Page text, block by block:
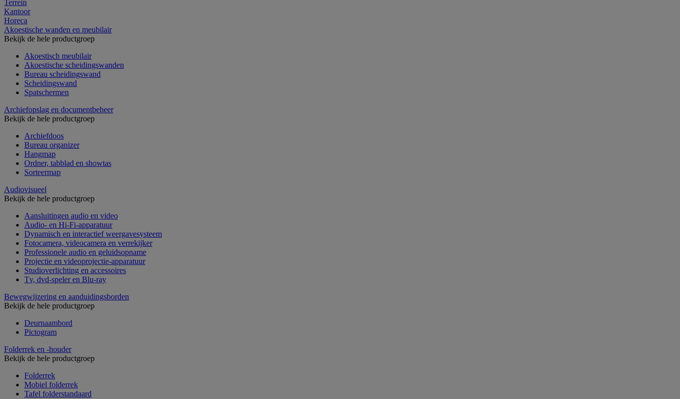
Terrein
Kantoor
Horeca
Akoestische wanden en meubilair
Bekijk de hele productgroep
Akoestisch meubilair
Akoestische scheidingswanden
Bureau scheidingswand
Scheidingswand
Spatschermen
Archiefopslag en documentbeheer
Bekijk de hele productgroep
Archiefdoos
Bureau organizer
Hangmap
Ordner, tabblad en showtas
Sorteermap
Audiovisueel
Bekijk de hele productgroep
Aansluitingen audio en video
Audio- en Hi-Fi-apparatuur
Dynamisch en interactief weergavesysteem
Fotocamera, videocamera en verrekijker
Professionele audio en geluidsopname
Projectie en videoprojectie-apparatuur
Studioverlichting en accessoires
Tv, dvd-speler en Blu-ray
Bewegwijzering en aanduidingsborden
Bekijk de hele productgroep
Deurnaambord
Pictogram
Folderrek en -houder
Bekijk de hele productgroep
Folderrek
Mobiel folderrek
Tafel folderstandaard